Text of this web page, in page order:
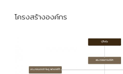
โครงสร้างองค์กร